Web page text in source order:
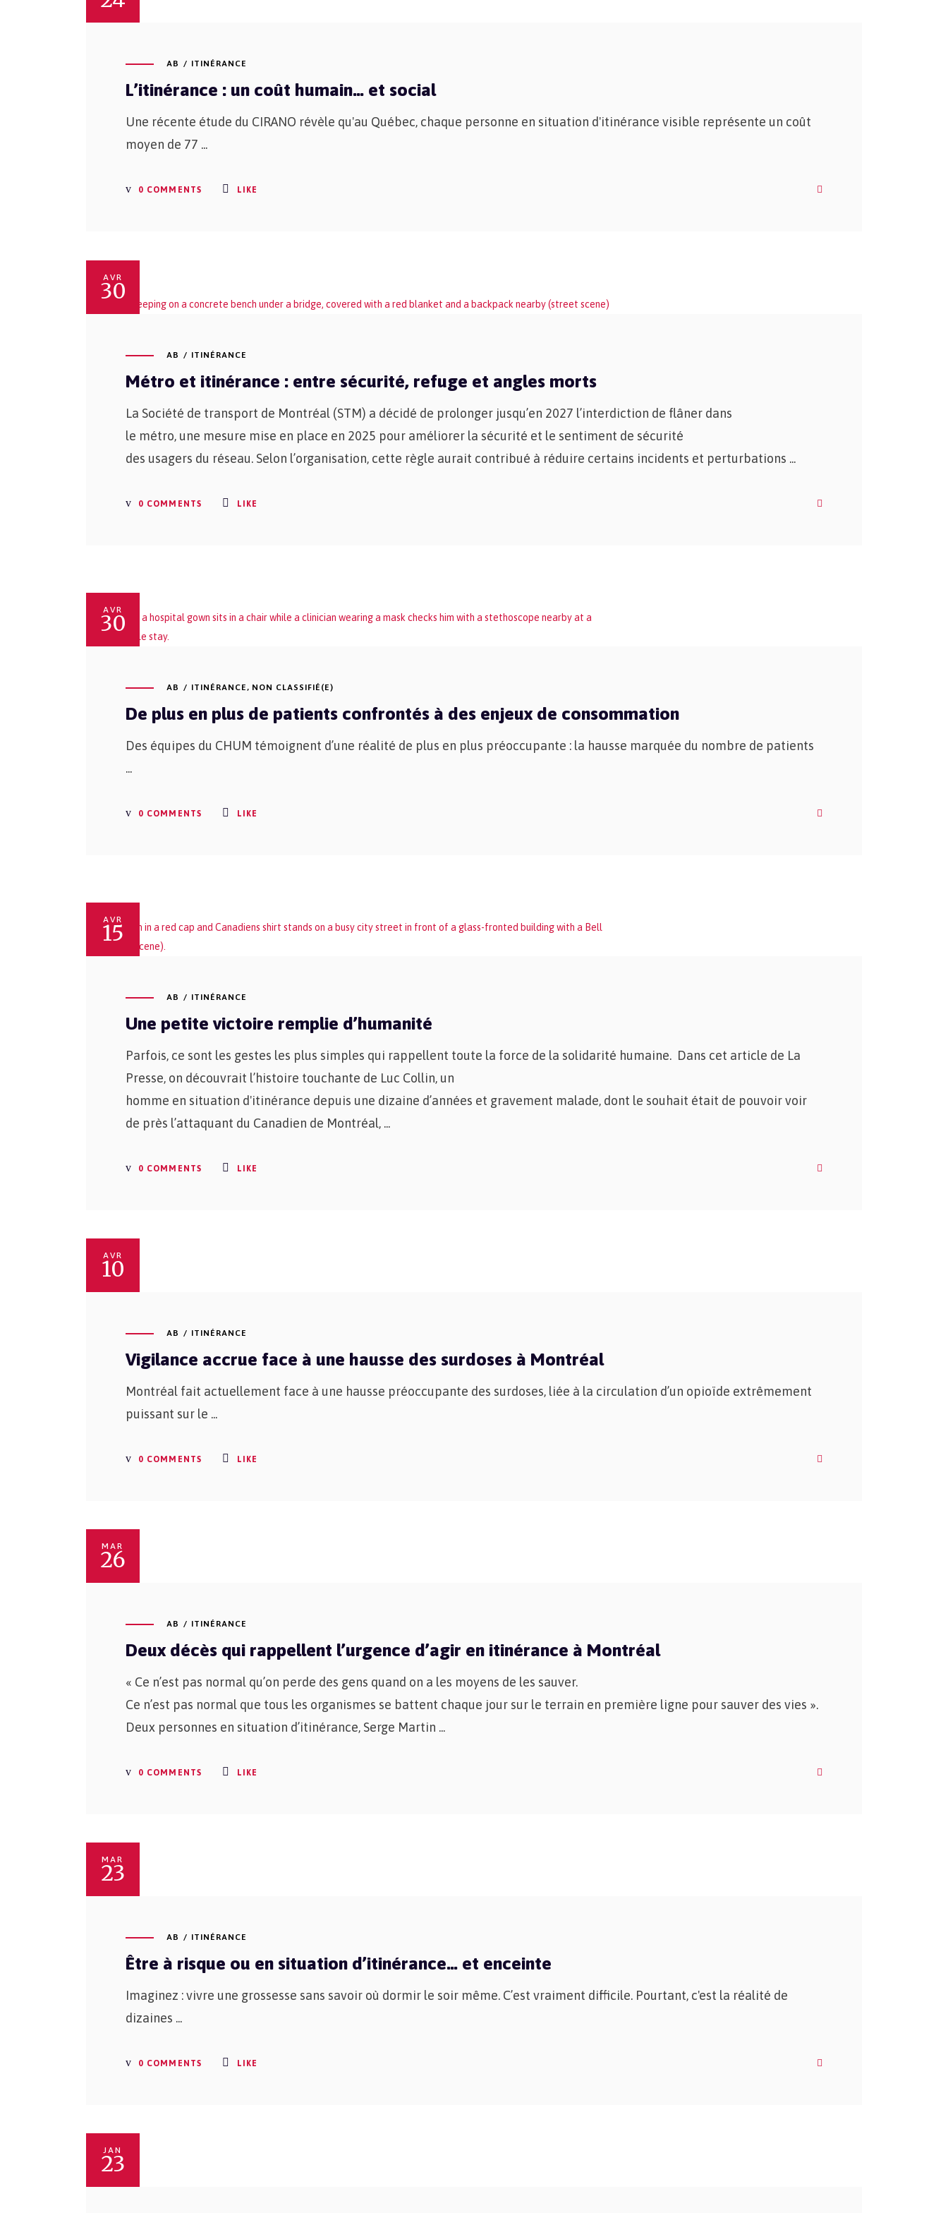
AB ITINÉRANCE
L’itinérance : un coût humain… et social
Une récente étude du CIRANO révèle qu'au Québec, chaque personne en situation d'itinérance visible représente un coût
moyen de 77
0 COMMENTS LIKE
AVR
30
AB ITINÉRANCE
Métro et itinérance : entre sécurité, refuge et angles morts
La Société de transport de Montréal (STM) a décidé de prolonger jusqu’en 2027 l’interdiction de flâner dans
le métro, une mesure mise en place en 2025 pour améliorer la sécurité et le sentiment de sécurité
des usagers du réseau. Selon l’organisation, cette règle aurait contribué à réduire certains incidents et perturbations
0 COMMENTS LIKE
AVR
30
AB ITINÉRANCE, NON CLASSIFIÉ(E)
De plus en plus de patients confrontés à des enjeux de consommation
Des équipes du CHUM témoignent d’une réalité de plus en plus préoccupante : la hausse marquée du nombre de patients
0 COMMENTS LIKE
AVR
15
AB ITINÉRANCE
Une petite victoire remplie d’humanité
Parfois, ce sont les gestes les plus simples qui rappellent toute la force de la solidarité humaine. Dans cet article de La
Presse, on découvrait l’histoire touchante de Luc Collin, un
homme en situation d'itinérance depuis une dizaine d’années et gravement malade, dont le souhait était de pouvoir voir
de près l’attaquant du Canadien de Montréal,
0 COMMENTS LIKE
AVR
10
AB ITINÉRANCE
Vigilance accrue face à une hausse des surdoses à Montréal
Montréal fait actuellement face à une hausse préoccupante des surdoses, liée à la circulation d’un opioïde extrêmement
puissant sur le
0 COMMENTS LIKE
MAR
26
AB ITINÉRANCE
Deux décès qui rappellent l’urgence d’agir en itinérance à Montréal
« Ce n’est pas normal qu’on perde des gens quand on a les moyens de les sauver.
Ce n’est pas normal que tous les organismes se battent chaque jour sur le terrain en première ligne pour sauver des vies ».
Deux personnes en situation d’itinérance, Serge Martin
0 COMMENTS LIKE
MAR
23
AB ITINÉRANCE
Être à risque ou en situation d’itinérance… et enceinte
Imaginez : vivre une grossesse sans savoir où dormir le soir même. C’est vraiment difficile. Pourtant, c'est la réalité de
dizaines
0 COMMENTS LIKE
JAN
23